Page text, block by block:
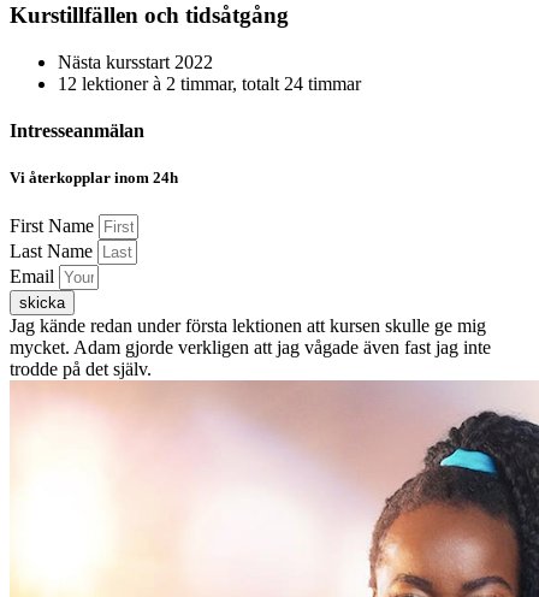
Kurstillfällen och tidsåtgång
Nästa kursstart 2022
12 lektioner à 2 timmar, totalt 24 timmar
Intresseanmälan
Vi återkopplar inom 24h
First Name
Last Name
Email
skicka
Jag kände redan under första lektionen att kursen skulle ge mig
mycket. Adam gjorde verkligen att jag vågade även fast jag inte
trodde på det själv.